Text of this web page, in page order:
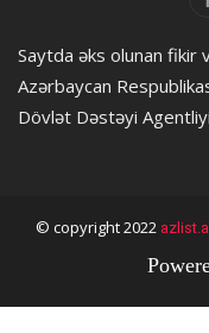
Saytda əks olunan fikir
Azərbaycan
Dövlət Dəstəyi
© copyright 2022